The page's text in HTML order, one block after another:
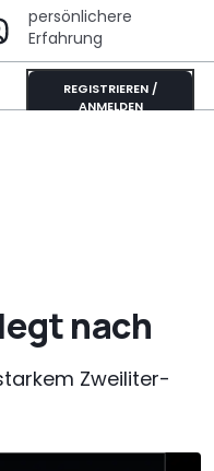
persönlichere
Erfahrung
REGISTRIEREN /
ANMELDEN
nach
Zweiliter-